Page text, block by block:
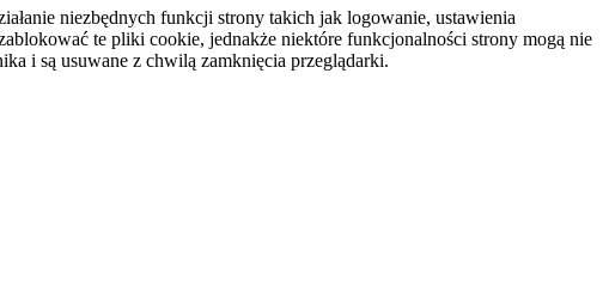
niezbędnych funkcji strony takich jak logowanie, ustawienia
te pliki cookie, jednakże niektóre funkcjonalności strony mogą nie
i są usuwane z chwilą zamknięcia przeglądarki.